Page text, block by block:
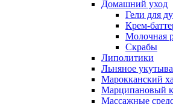
Домашний уход
Гели для
Крем-
Молочная
Скрабы
Липолитики
Льняное
Марокканский
Марципановый
Массажные